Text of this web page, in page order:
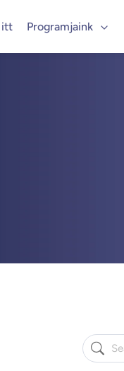
itt Programjaink